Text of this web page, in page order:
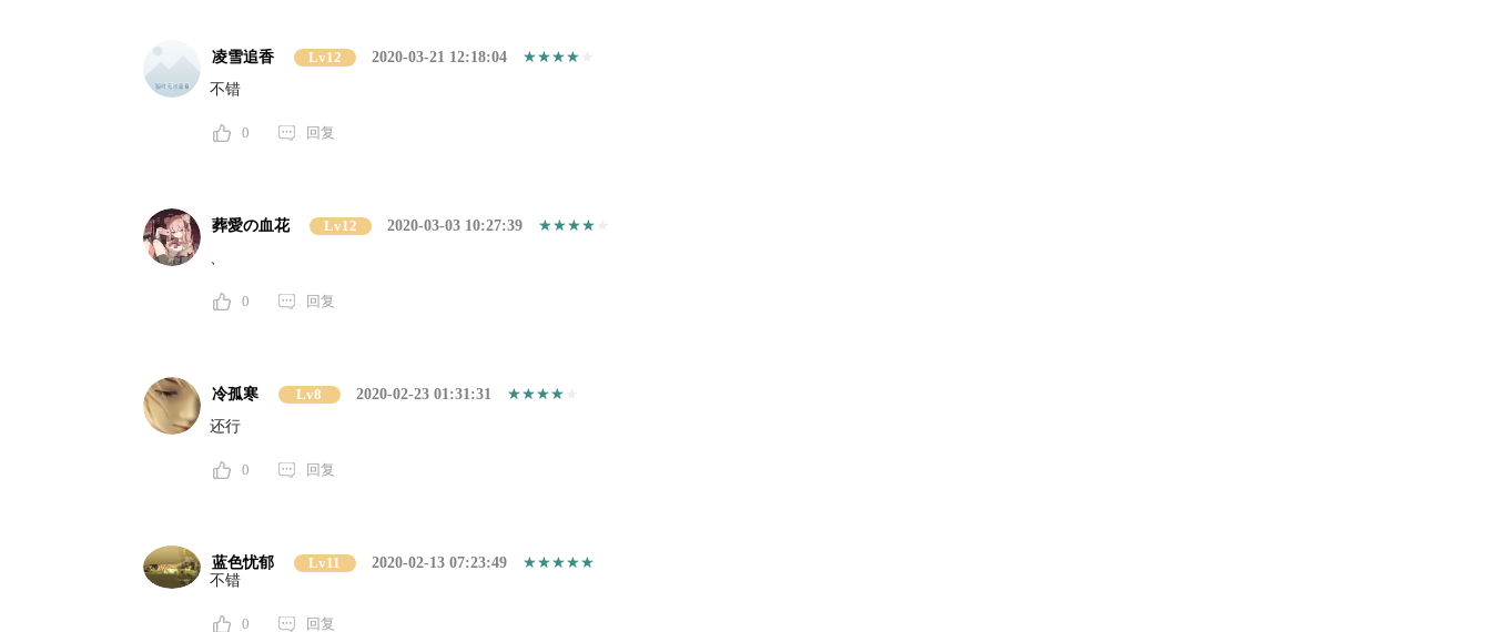
凌雪追香 Lv12
2020-03-21 12:18:04
不错
0 回复
葬愛の血花 Lv12
2020-03-03 10:27:39
、
0 回复
冷孤寒 Lv8
2020-02-23 01:31:31
还行
0 回复
蓝色忧郁 Lv11
2020-02-13 07:23:49
不错
0 回复